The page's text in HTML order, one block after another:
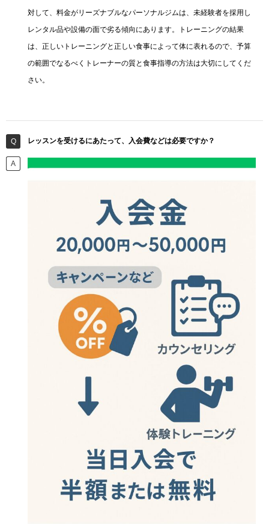
対して、料金がリーズナブルなパーソナルジムは、未経験者を採用し
レンタル品や設備の面で劣る傾向にあります。トレーニングの結果
は、正しいトレーニングと正しい食事によって体に表れるので、予算
の範囲でなるべくトレーナーの質と食事指導の方法は大切にしてくだ
さい。
レッスンを受けるにあたって、入会費などは必要ですか？